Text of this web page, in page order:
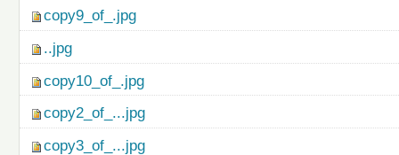
copy9_of_.jpg
..jpg
copy10_of_.jpg
copy2_of_...jpg
copy3_of_...jpg